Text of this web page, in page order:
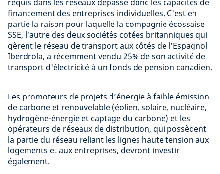
requis dans les réseaux dépasse donc les capacités de
financement des entreprises individuelles. C'est en
partie la raison pour laquelle la compagnie écossaise
SSE, l'autre des deux sociétés cotées britanniques qui
gèrent le réseau de transport aux côtés de l’Espagnol
Iberdrola, a récemment vendu 25% de son activité de
transport d'électricité à un fonds de pension canadien.
Les promoteurs de projets d’énergie à faible émission
de carbone et renouvelable (éolien, solaire, nucléaire,
hydrogène-énergie et captage du carbone) et les
opérateurs de réseaux de distribution, qui possèdent
la partie du réseau reliant les lignes haute tension aux
logements et aux entreprises, devront investir
également.